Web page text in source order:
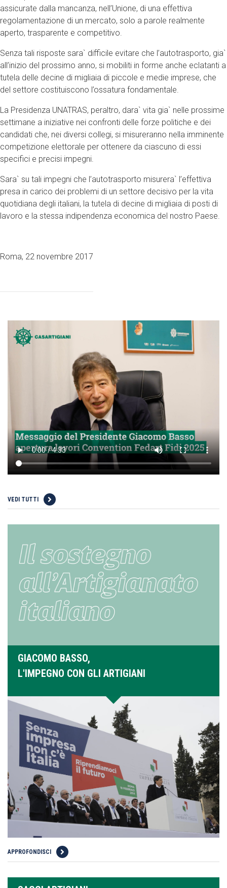
assicurate dalla mancanza, nell’Unione, di una effettiva
regolamentazione di un mercato, solo a parole realmente
aperto, trasparente e competitivo.
Senza tali risposte sara` difficile evitare che l’autotrasporto, gia`
all’inizio del prossimo anno, si mobiliti in forme anche eclatanti a
tutela delle decine di migliaia di piccole e medie imprese, che
del settore costituiscono l’ossatura fondamentale.
La Presidenza UNATRAS, peraltro, dara` vita gia` nelle prossime
settimane a iniziative nei confronti delle forze politiche e dei
candidati che, nei diversi collegi, si misureranno nella imminente
competizione elettorale per ottenere da ciascuno di essi
specifici e precisi impegni.
Sara` su tali impegni che l’autotrasporto misurera` l’effettiva
presa in carico dei problemi di un settore decisivo per la vita
quotidiana degli italiani, la tutela di decine di migliaia di posti di
lavoro e la stessa indipendenza economica del nostro Paese.
Roma, 22 novembre 2017
VEDI TUTTI
GIACOMO BASSO,
L'IMPEGNO CON GLI ARTIGIANI
APPROFONDISCI